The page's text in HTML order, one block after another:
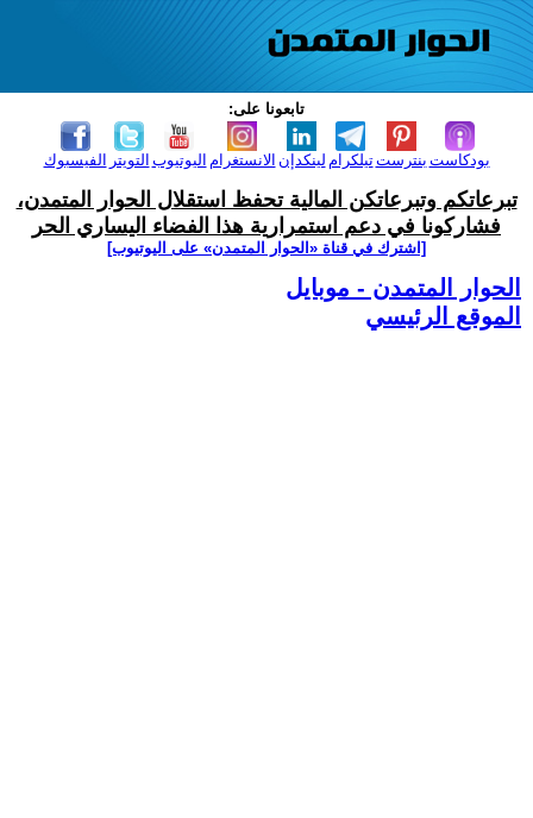
تابعونا على:
الفيسبوك التويتر اليوتيوب الانستغرام لينكدإن تيلكرامبنترست بودكاست
تبرعاتكم وتبرعاتكن المالية تحفظ استقلال الحوار المتمدن،
فشاركونا في دعم استمرارية هذا الفضاء اليساري الحر
[اشترك في قناة ‫«الحوار المتمدن» على اليوتيوب]
الحوار المتمدن - موبايل
الموقع الرئيسي